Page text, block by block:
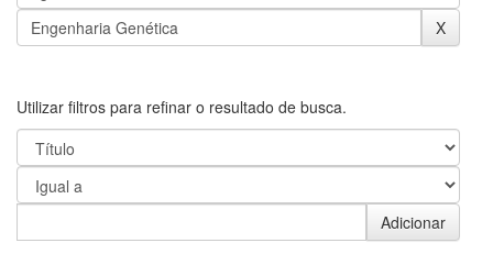
Utilizar filtros para refinar o resultado de busca.